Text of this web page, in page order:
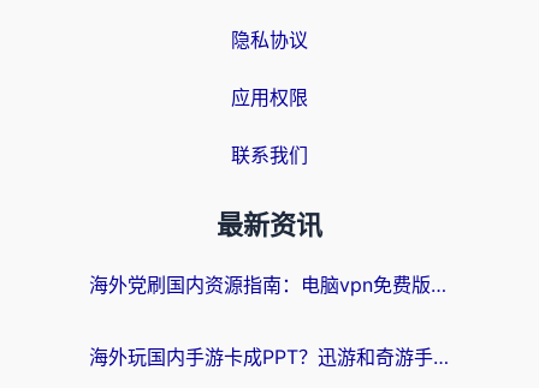
隐私协议
应用权限
联系我们
最新资讯
海外党刷国内资源指南：电脑vpn免费版真的能用吗？选对加速器才是关键
海外玩国内手游卡成PPT？迅游和奇游手游哪个好？附真实VPN评测及番茄加速器体验